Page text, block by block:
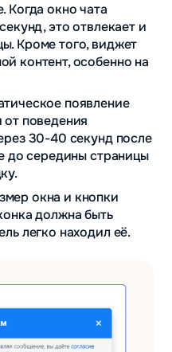
Когда окно чата
это отвлекает и
Кроме того, виджет
контент, особенно на
появление
от поведения
30-40 секунд после
до середины страницы
окна и кнопки
должна быть
легко находил её.